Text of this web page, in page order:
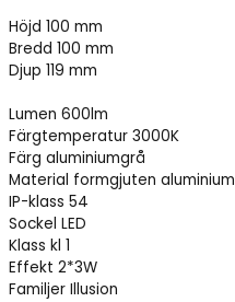
Höjd 100 mm
Bredd 100 mm
Djup 119 mm
Lumen 600lm
Färgtemperatur 3000K
Färg aluminiumgrå
Material formgjuten aluminium
IP-klass 54
Sockel LED
Klass kl 1
Effekt 2*3W
Familjer Illusion